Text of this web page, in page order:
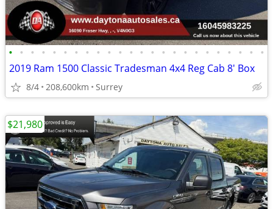
• • • • • • • • • • • • • • • • • • • • • • • •
2019 Ram 1500 Classic Tradesman 4x4 Reg Cab 8' Box
8/4 208,600km Surrey
$21,980